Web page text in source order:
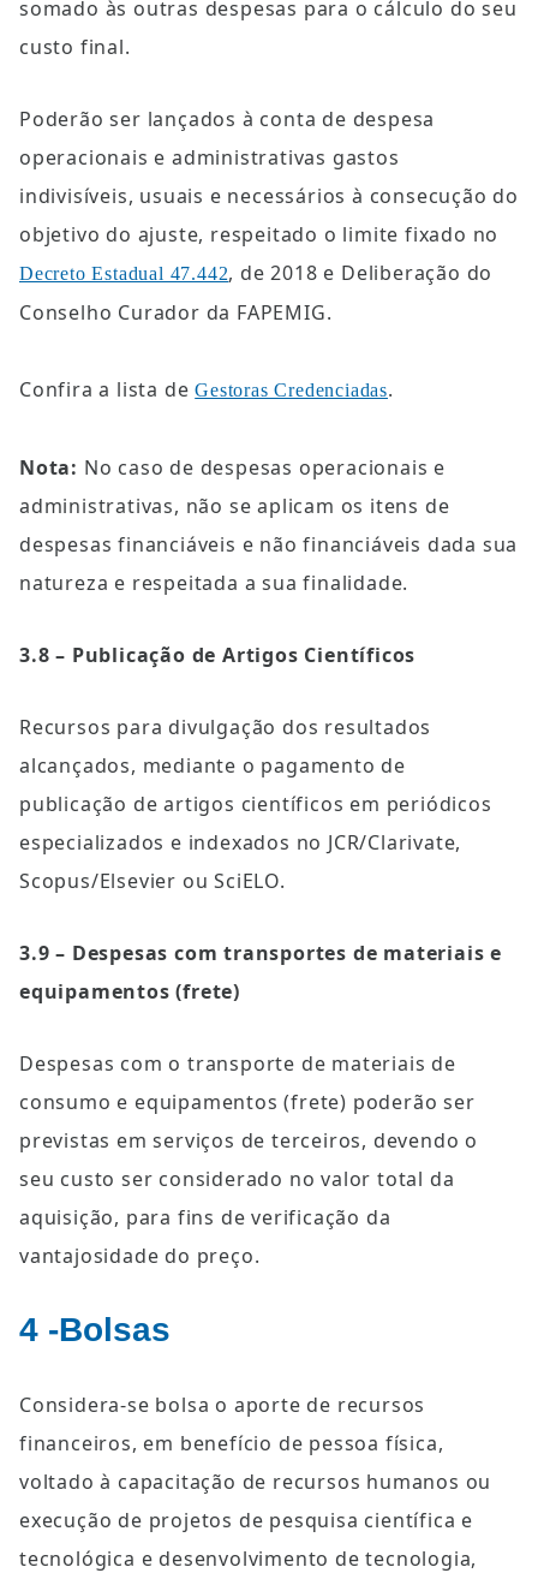
somado às outras despesas para o cálculo do seu
custo final.
Poderão ser lançados à conta de despesa
operacionais e administrativas gastos
indivisíveis, usuais e necessários à consecução do
Decreto Estadual 47.442, de 2018 e Deliberação do
Conselho Curador da FAPEMIG.
Confira a lista de Gestoras Credenciadas.
Nota: No caso de despesas operacionais e
administrativas, não se aplicam os itens de
despesas financiáveis e não financiáveis dada sua
natureza e respeitada a sua finalidade.
3.8 – Publicação de Artigos Científicos
Recursos para divulgação dos resultados
alcançados, mediante o pagamento de
publicação de artigos científicos em periódicos
especializados e indexados no JCR/Clarivate,
Scopus/Elsevier ou SciELO.
3.9 – Despesas com transportes de materiais e
equipamentos (frete)
Despesas com o transporte de materiais de
consumo e equipamentos (frete) poderão ser
previstas em serviços de terceiros, devendo o
seu custo ser considerado no valor total da
aquisição, para fins de verificação da
vantajosidade do preço.
4 -Bolsas
Considera-se bolsa o aporte de recursos
financeiros, em benefício de pessoa física,
voltado à capacitação de recursos humanos ou
execução de projetos de pesquisa científica e
tecnológica e desenvolvimento de tecnologia,